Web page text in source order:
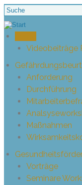
Videobeiträge
Anforderung
Durchführung
Maßnahmen
Vorträge
Seminare